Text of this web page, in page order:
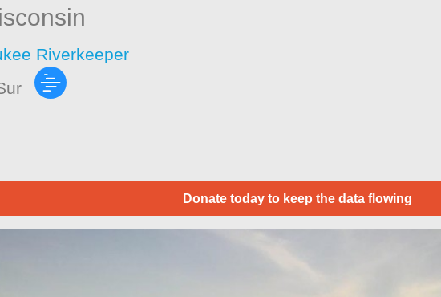
Riverkeeper
Donate today to keep the data flowing